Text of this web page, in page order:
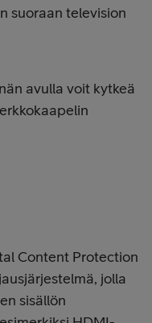
suoraan television
avulla voit kytkeä
Content Protection
jolla
sisällön